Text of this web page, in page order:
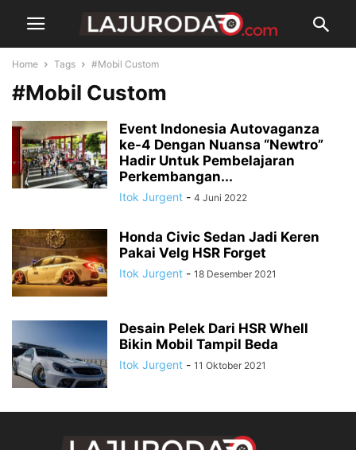
Home Tags #Mobil Custom
#Mobil Custom
Event Indonesia Autovaganza
ke-4 Dengan Nuansa “Newtro”
Hadir Untuk Pembelajaran
Perkembangan...
Itok Jurgent - 4 Juni 2022
Honda Civic Sedan Jadi Keren
Pakai Velg HSR Forget
Itok Jurgent - 18 Desember 2021
Desain Pelek Dari HSR Whell
Bikin Mobil Tampil Beda
Itok Jurgent - 11 Oktober 2021